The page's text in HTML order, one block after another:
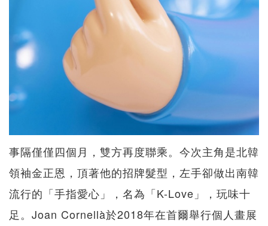
事隔僅僅四個月，雙方再度聯乘。今次主角是北韓
領袖金正恩，頂著他的招牌髮型，左手卻做出南韓
流行的「手指愛心」，名為「K-Love」，玩味十
足。Joan Cornellà於2018年在首爾舉行個人畫展